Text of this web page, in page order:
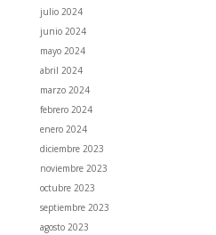
julio 2024
junio 2024
mayo 2024
abril 2024
marzo 2024
febrero 2024
enero 2024
diciembre 2023
noviembre 2023
octubre 2023
septiembre 2023
agosto 2023